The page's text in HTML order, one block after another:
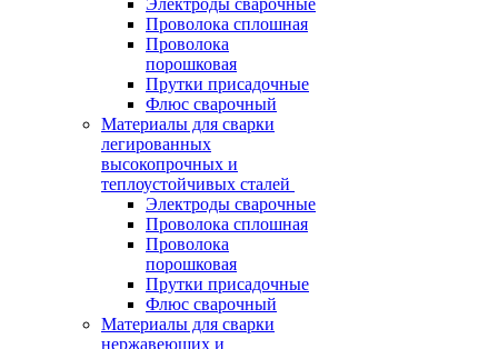
Электроды сварочные
Проволока сплошная
Проволока
порошковая
Прутки присадочные
Флюс сварочный
Материалы для сварки
легированных
высокопрочных и
теплоустойчивых сталей
Электроды сварочные
Проволока сплошная
Проволока
порошковая
Прутки присадочные
Флюс сварочный
Материалы для сварки
нержавеющих и